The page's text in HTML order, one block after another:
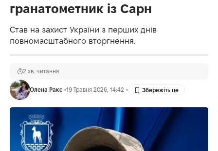
гранатометник із Сарн
Став на захист України з перших днів
повномасштабного вторгнення.
Олена Ракс 19 Травня 2026, 14:42
2 хв. читання